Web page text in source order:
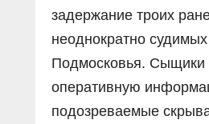
задержание троих
неоднократно
Подмосковья. Сыщики
оперативную
подозреваемые